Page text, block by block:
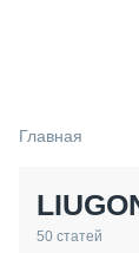
Главная
50 статей